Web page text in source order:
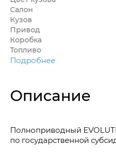
Салон
Кузов
Привод
Коробка
Топливо
Подробнее
Описание
Полноприводный
пo гоcударcтвeннoй